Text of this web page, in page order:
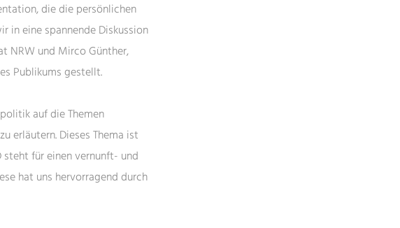
die die persönlichen
in eine spannende Diskussion
NRW und Mirco Günther,
Publikums gestellt.
auf die Themen
erläutern. Dieses Thema ist
steht für einen vernunft- und
hat uns hervorragend durch